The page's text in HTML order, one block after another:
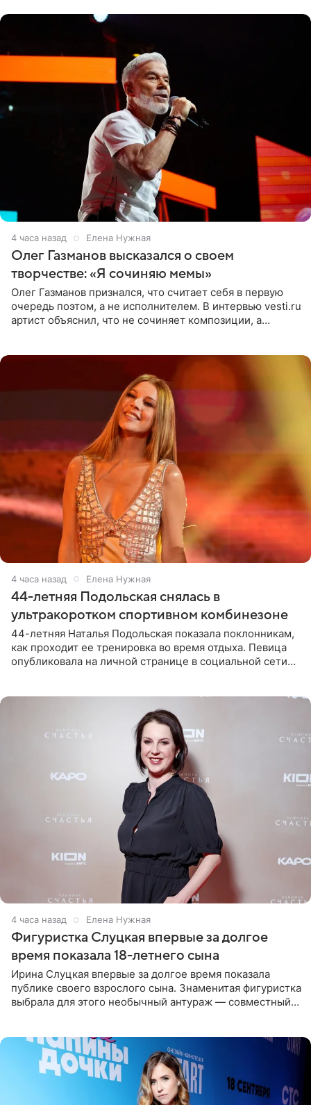
4 часа назад Елена Нужная
Олег Газманов высказался о своем
творчестве: «Я сочиняю мемы»
Олег Газманов признался, что считает себя в первую
очередь поэтом, а не исполнителем. В интервью vesti.ru
артист объяснил, что не сочиняет композиции, а
4 часа назад Елена Нужная
44-летняя Подольская снялась в
ультракоротком спортивном комбинезоне
44-летняя Наталья Подольская показала поклонникам,
как проходит ее тренировка во время отдыха. Певица
опубликовала на личной странице в социальной сети
4 часа назад Елена Нужная
Фигуристка Слуцкая впервые за долгое
время показала 18-летнего сына
Ирина Слуцкая впервые за долгое время показала
публике своего взрослого сына. Знаменитая фигуристка
выбрала для этого необычный антураж — совместный